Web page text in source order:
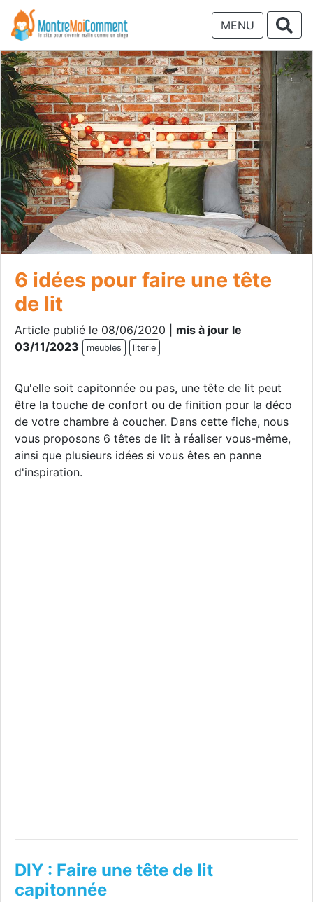
MENU
6 idées pour faire une tête
de lit
Article publié le 08/06/2020 | mis à jour le
03/11/2023
meubles literie
Qu'elle soit capitonnée ou pas, une tête de lit peut
être la touche de confort ou de finition pour la déco
de votre chambre à coucher. Dans cette fiche, nous
vous proposons 6 têtes de lit à réaliser vous-même,
ainsi que plusieurs idées si vous êtes en panne
d'inspiration.
DIY : Faire une tête de lit
capitonnée